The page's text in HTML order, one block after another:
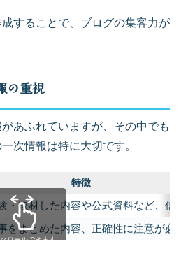
することで、ブログの集客力が
の重視
あふれていますが、その中でも
次情報は特に大切です。
特徴
・取材した内容や公式資料など、信
をまとめた内容、正確性に注意が必
ロールできます